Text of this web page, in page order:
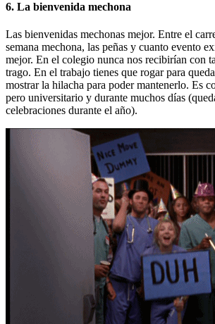
6. La bienvenida mechona
Las bienvenidas mechonas mejor. Entre el
semana mechona, las peñas y cuanto evento
mejor. En el colegio nunca nos recibirían con
trago. En el trabajo tienes que rogar para
mostrar la hilacha para poder mantenerlo. Es
pero universitario y durante muchos días
celebraciones durante el año).